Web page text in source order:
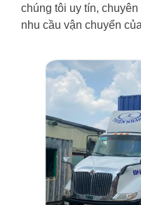
chúng tôi uy tín,
nhu cầu vận chuyển